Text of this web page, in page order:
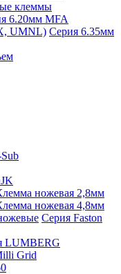
клеммы
6.20мм MFA
Серия 6.35мм
ножевая 2,8мм
ножевая 4,8мм
Серия Faston
LUMBERG
Grid